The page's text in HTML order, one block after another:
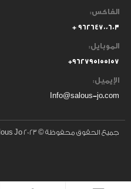
الفاكس:
٩٦٢٦٤٧٠٠٦٠٣ +
الموبايل:
٩٦٢٧٩٥١٥٥١٥٧+
الإيميل:
Info@salous-jo.com
جميع الحقوق محفوظة © 2023 Salous Jo. مدعوم من Wish Arabia